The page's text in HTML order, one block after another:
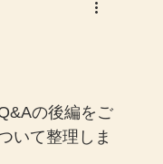
の後編をご
いて整理しま